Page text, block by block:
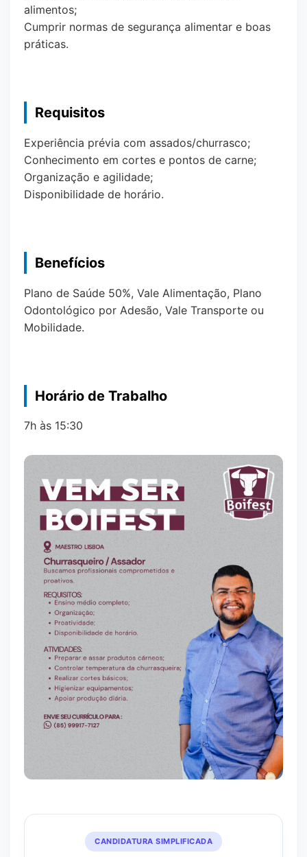
alimentos;
Cumprir normas de segurança alimentar e boas
práticas.
Requisitos
Experiência prévia com assados/churrasco;
Conhecimento em cortes e pontos de carne;
Organização e agilidade;
Disponibilidade de horário.
Benefícios
Plano de Saúde 50%, Vale Alimentação, Plano
Odontológico por Adesão, Vale Transporte ou
Mobilidade.
Horário de Trabalho
7h às 15:30
CANDIDATURA SIMPLIFICADA